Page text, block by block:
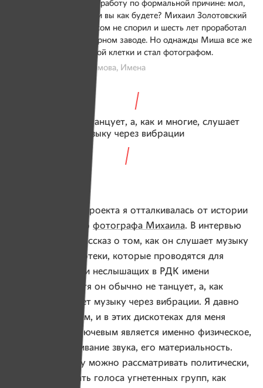
отказывают в найме на работу по формальной причине: мол,
а общаться-то с людьми вы как будете? Михаил Золотовский
поначалу с таким тезисом не спорил и шесть лет проработал
обрубщиком на тракторном заводе. Но однажды Миша все же
решил вырваться из этой клетки и стал фотографом.
Фото: Виктория Герасимова, Имена
Он обычно не танцует, а, как и многие, слушает
музыку через вибрации
— При создании проекта я отталкивалась от истории
про неслышащего фотографа Михаила. В интервью
меня задел его рассказ о том, как он слушает музыку
и посещает дискотеки, которые проводятся для
слабослышащих и неслышащих в РДК имени
Н. Ф. Шарко. Хотя он обычно не танцует, а, как
и многие, слушает музыку через вибрации. Я давно
работаю с танцем, и в этих дискотеках для меня
важно то, что ключевым является именно физическое,
телесное переживание звука, его материальность.
Наконец, тишину можно рассматривать политически,
как отказ слышать голоса угнетенных групп, как